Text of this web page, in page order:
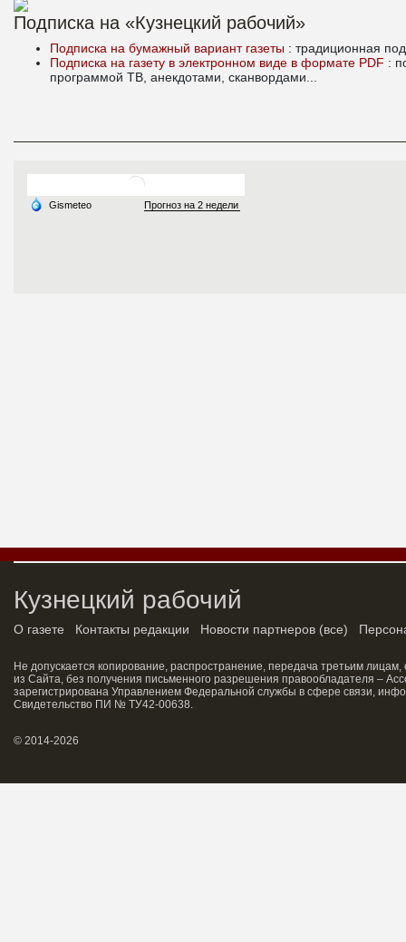
Подписка на «Кузнецкий рабочий»
Подписка на бумажный вариант газеты : традиционная
Подписка на газету в электронном виде в формате PDF :
программой ТВ, анекдотами, сканвордами...
Кузнецкий рабочий
О газете Контакты редакции Новости партнеров (все)
Не допускается копирование, распространение, передача третьим
из Сайта, без получения письменного разрешения правообладателя –
зарегистрирована Управлением Федеральной службы в сфере связи,
Свидетельство ПИ № ТУ42-00638.
© 2014-2026